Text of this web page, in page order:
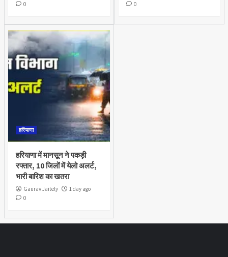
0
0
हरियाणा
हरियाणा में मानसून ने पकड़ी
रफ्तार, 10 जिलों में येलो अलर्ट,
भारी बारिश का खतरा
Gaurav Jaitely
1 day ago
0